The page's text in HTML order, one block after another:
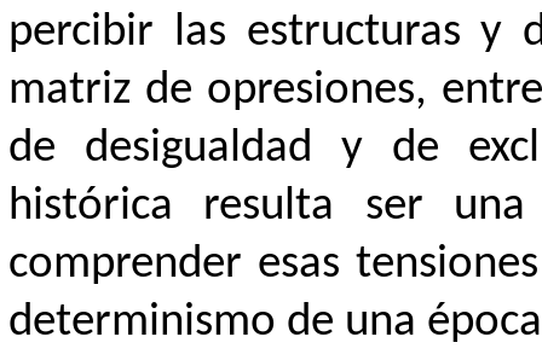
percibir las estructuras y
matriz de opresiones,
de desigualdad y de
histórica resulta ser
comprender esas
determinismo de una